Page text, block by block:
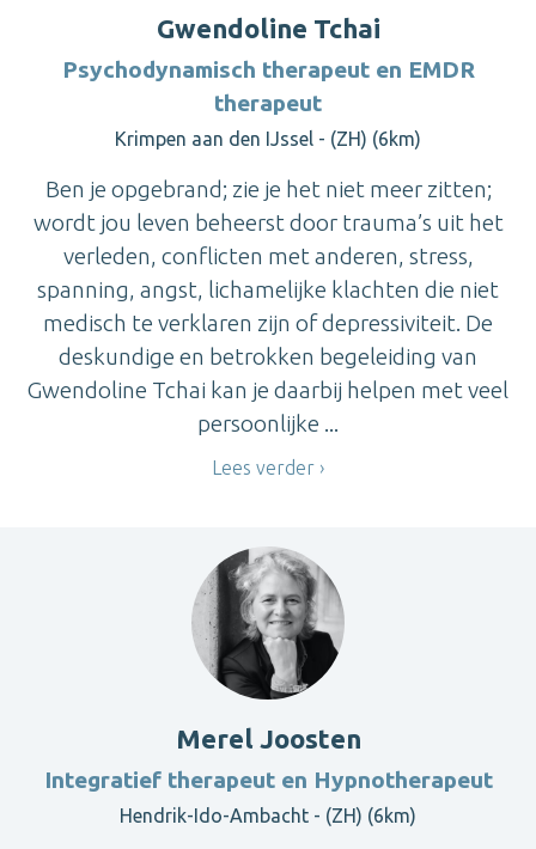
Gwendoline Tchai
Psychodynamisch therapeut en EMDR
therapeut
Krimpen aan den IJssel - (ZH) (6km)
Ben je opgebrand; zie je het niet meer zitten;
wordt jou leven beheerst door trauma’s uit het
verleden, conflicten met anderen, stress,
spanning, angst, lichamelijke klachten die niet
medisch te verklaren zijn of depressiviteit. De
deskundige en betrokken begeleiding van
Gwendoline Tchai kan je daarbij helpen met veel
persoonlijke ...
Lees verder
Merel Joosten
Integratief therapeut en Hypnotherapeut
Hendrik-Ido-Ambacht - (ZH) (6km)